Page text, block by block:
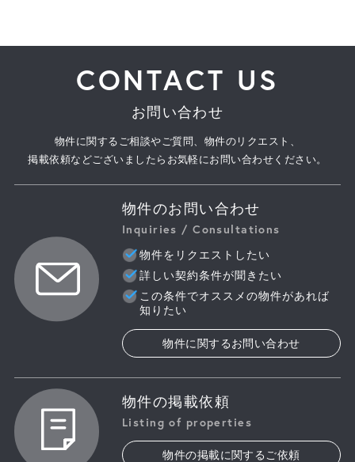
CONTACT US
お問い合わせ
物件に関するご相談やご質問、物件のリクエスト、
掲載依頼などございましたらお気軽にお問い合わせください。
物件のお問い合わせ
Inquiries / Consultations
物件をリクエストしたい
詳しい契約条件が聞きたい
この条件でオススメの物件があれば
知りたい
物件に関するお問い合わせ
物件の掲載依頼
Listing of properties
物件の掲載に関するご依頼